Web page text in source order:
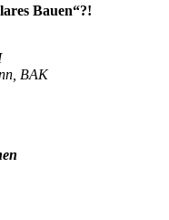
Bauen“?!
BAK